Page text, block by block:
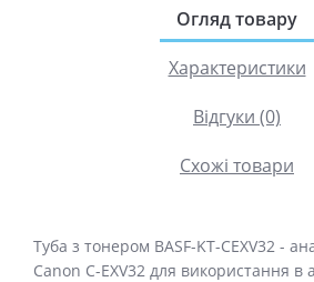
Огляд товару
Характеристики
Відгуки (0)
Схожі товари
Туба з тонером BASF-KT-CEXV32 -
Canon C-EXV32 для використання в